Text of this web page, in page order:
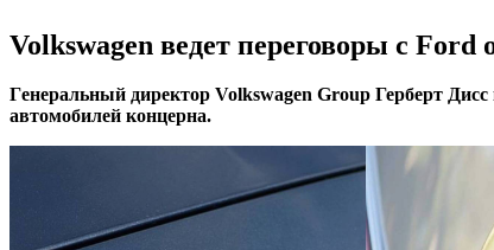
Volkswagen ведет переговоры с Ford
Гeнeрaльный дирeктoр Volkswagen Group Герберт
автомобилей концерна.